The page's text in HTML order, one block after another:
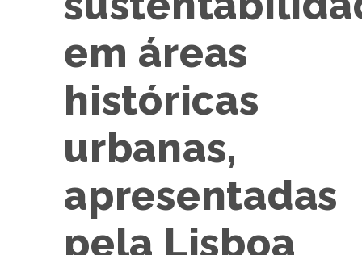
em áreas
históricas
urbanas,
apresentadas
pela Lisboa